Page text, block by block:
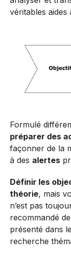
véritables aides
Formulé
préparer des
façonner de la
à des alertes
Définir les
théorie, mais
n’est pas
recommandé
présenté dans
recherche